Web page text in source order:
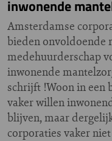
inwonende
Amsterdamse
bieden onvoldoende
medehuurderschap
inwonende
schrijft !Woon in een
vaker willen
blijven, maar
corporaties vaker